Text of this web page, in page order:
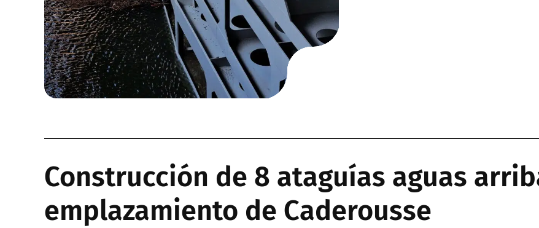
Construcción de 8 ataguías aguas
emplazamiento de Caderousse